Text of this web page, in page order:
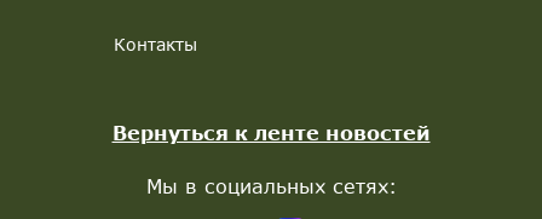
Контакты
Вернуться к ленте новостей
Мы в социальных сетях: